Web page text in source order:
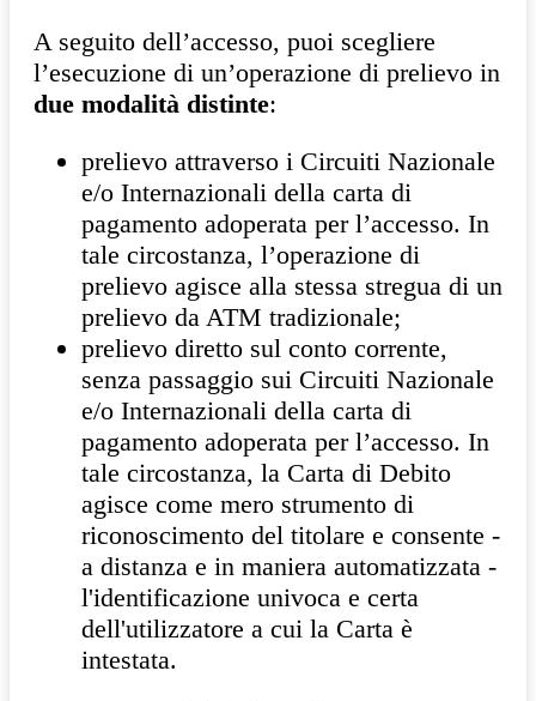
A seguito dell’accesso, puoi scegliere
l’esecuzione di un’operazione di prelievo in
due modalità distinte:
prelievo attraverso i Circuiti Nazionale
e/o Internazionali della carta di
pagamento adoperata per l’accesso. In
tale circostanza, l’operazione di
prelievo agisce alla stessa stregua di un
prelievo da ATM tradizionale;
prelievo diretto sul conto corrente,
senza passaggio sui Circuiti Nazionale
e/o Internazionali della carta di
pagamento adoperata per l’accesso. In
tale circostanza, la Carta di Debito
agisce come mero strumento di
riconoscimento del titolare e consente -
a distanza e in maniera automatizzata -
l'identificazione univoca e certa
dell'utilizzatore a cui la Carta è
intestata.